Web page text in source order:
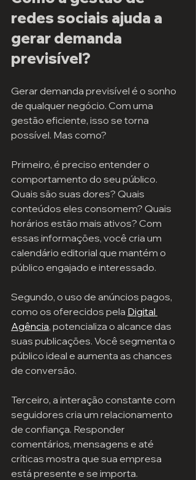
redes sociais ajuda a
gerar demanda
previsível?
Gerar demanda previsível é o sonho
de qualquer negócio. Com uma
gestão eficiente, isso se torna
possível. Mas como?
Primeiro, é preciso entender o
comportamento do seu público.
Quais são suas dores? Quais
conteúdos eles consomem? Quais
horários estão mais ativos? Com
essas informações, você cria um
calendário editorial que mantém o
público engajado e interessado.
Segundo, o uso de anúncios pagos,
como os oferecidos pela Digital
Agência, potencializa o alcance das
suas publicações. Você segmenta o
público ideal e aumenta as chances
de conversão.
Terceiro, a interação constante com
seguidores cria um relacionamento
de confiança. Responder
comentários, mensagens e até
críticas mostra que sua empresa
está presente e se importa.